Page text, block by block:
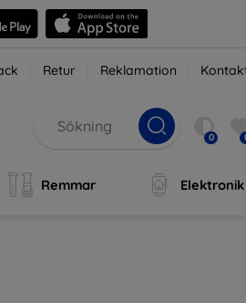
Retur Reklamation
0
Remmar Elektronik